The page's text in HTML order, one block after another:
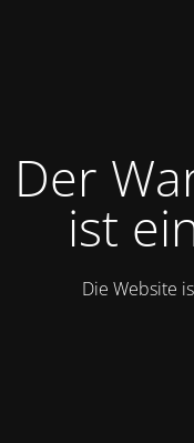
Der
ist
Die Website